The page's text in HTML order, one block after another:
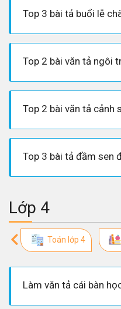
Top 3 bài tả buổi lễ
Top 2 bài văn tả ngôi
Top 2 bài văn tả cảnh
Top 3 bài tả đầm sen
Lớp 4
Toán lớp 4
Làm văn tả cái bàn